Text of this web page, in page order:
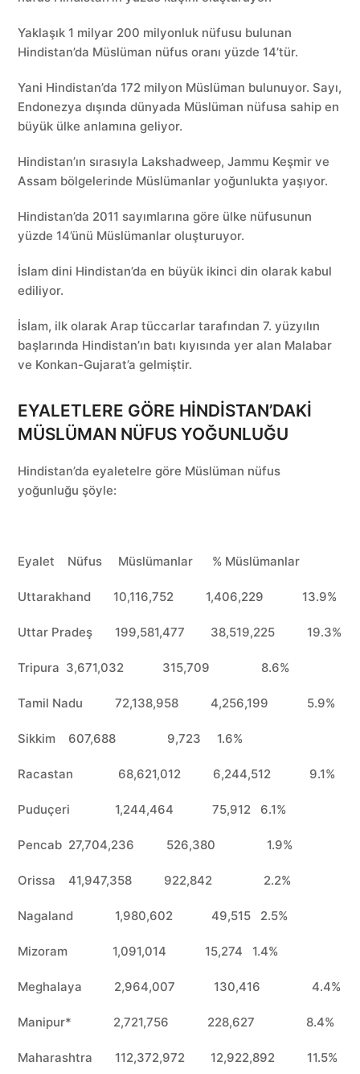
Yaklaşık 1 milyar 200 milyonluk nüfusu bulunan
Hindistan’da Müslüman nüfus oranı yüzde 14’tür.
Yani Hindistan’da 172 milyon Müslüman bulunuyor. Sayı,
Endonezya dışında dünyada Müslüman nüfusa sahip en
büyük ülke anlamına geliyor.
Hindistan’ın sırasıyla Lakshadweep, Jammu Keşmir ve
Assam bölgelerinde Müslümanlar yoğunlukta yaşıyor.
Hindistan’da 2011 sayımlarına göre ülke nüfusunun
yüzde 14’ünü Müslümanlar oluşturuyor.
İslam dini Hindistan’da en büyük ikinci din olarak kabul
ediliyor.
İslam, ilk olarak Arap tüccarlar tarafından 7. yüzyılın
başlarında Hindistan’ın batı kıyısında yer alan Malabar
ve Konkan-Gujarat’a gelmiştir.
EYALETLERE GÖRE HİNDİSTAN’DAKİ
MÜSLÜMAN NÜFUS YOĞUNLUĞU
Hindistan’da eyaletelre göre Müslüman nüfus
yoğunluğu şöyle:
Eyalet Nüfus Müslümanlar % Müslümanlar
Uttarakhand 10,116,752 1,406,229 13.9%
Uttar Pradeş 199,581,477 38,519,225 19.3%
Tripura 3,671,032 315,709 8.6%
Tamil Nadu 72,138,958 4,256,199 5.9%
Sikkim 607,688 9,723 1.6%
Racastan 68,621,012 6,244,512 9.1%
Puduçeri 1,244,464 75,912 6.1%
Pencab 27,704,236 526,380 1.9%
Orissa 41,947,358 922,842 2.2%
Nagaland 1,980,602 49,515 2.5%
Mizoram 1,091,014 15,274 1.4%
Meghalaya 2,964,007 130,416 4.4%
Manipur* 2,721,756 228,627 8.4%
Maharashtra 112,372,972 12,922,892 11.5%